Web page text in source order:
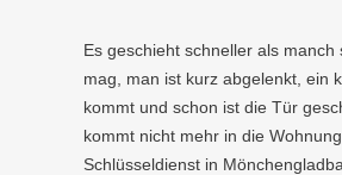
Es geschieht schneller als manch
mag, man ist kurz abgelenkt, ein
kommt und schon ist die Tür
kommt nicht mehr in die
Schlüsseldienst in